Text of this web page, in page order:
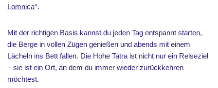
Lomnica*.
Mit der richtigen Basis kannst du jeden Tag entspannt starten,
die Berge in vollen Zügen genießen und abends mit einem
Lächeln ins Bett fallen. Die Hohe Tatra ist nicht nur ein Reiseziel
– sie ist ein Ort, an dem du immer wieder zurückkehren
möchtest.